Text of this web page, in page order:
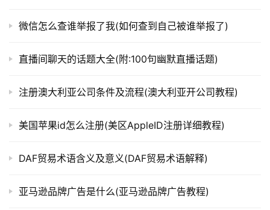
微信怎么查谁举报了我(如何查到自己被谁举报了)
直播间聊天的话题大全(附:100句幽默直播话题)
注册澳大利亚公司条件及流程(澳大利亚开公司教程)
美国苹果id怎么注册(美区AppleID注册详细教程)
DAF贸易术语含义及意义(DAF贸易术语解释)
亚马逊品牌广告是什么(亚马逊品牌广告教程)